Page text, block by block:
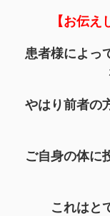
【お伝え
患者様によっ
やはり前者の
ご自身の体に
これはと